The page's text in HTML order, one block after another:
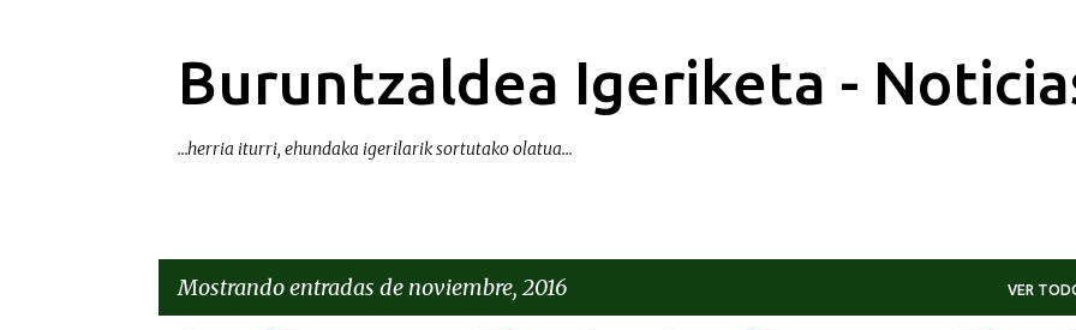
Buruntzaldea Igeriketa -
...herria iturri, ehundaka igerilarik sortutako olatua...
Mostrando entradas de noviembre, 2016 VER